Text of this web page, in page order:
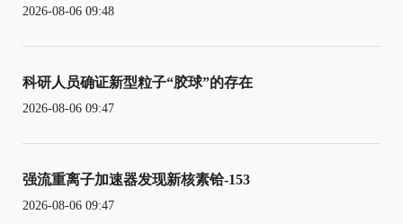
2026-08-06 09:48
科研人员确证新型粒子“胶球”的存在
2026-08-06 09:47
强流重离子加速器发现新核素铪-153
2026-08-06 09:47